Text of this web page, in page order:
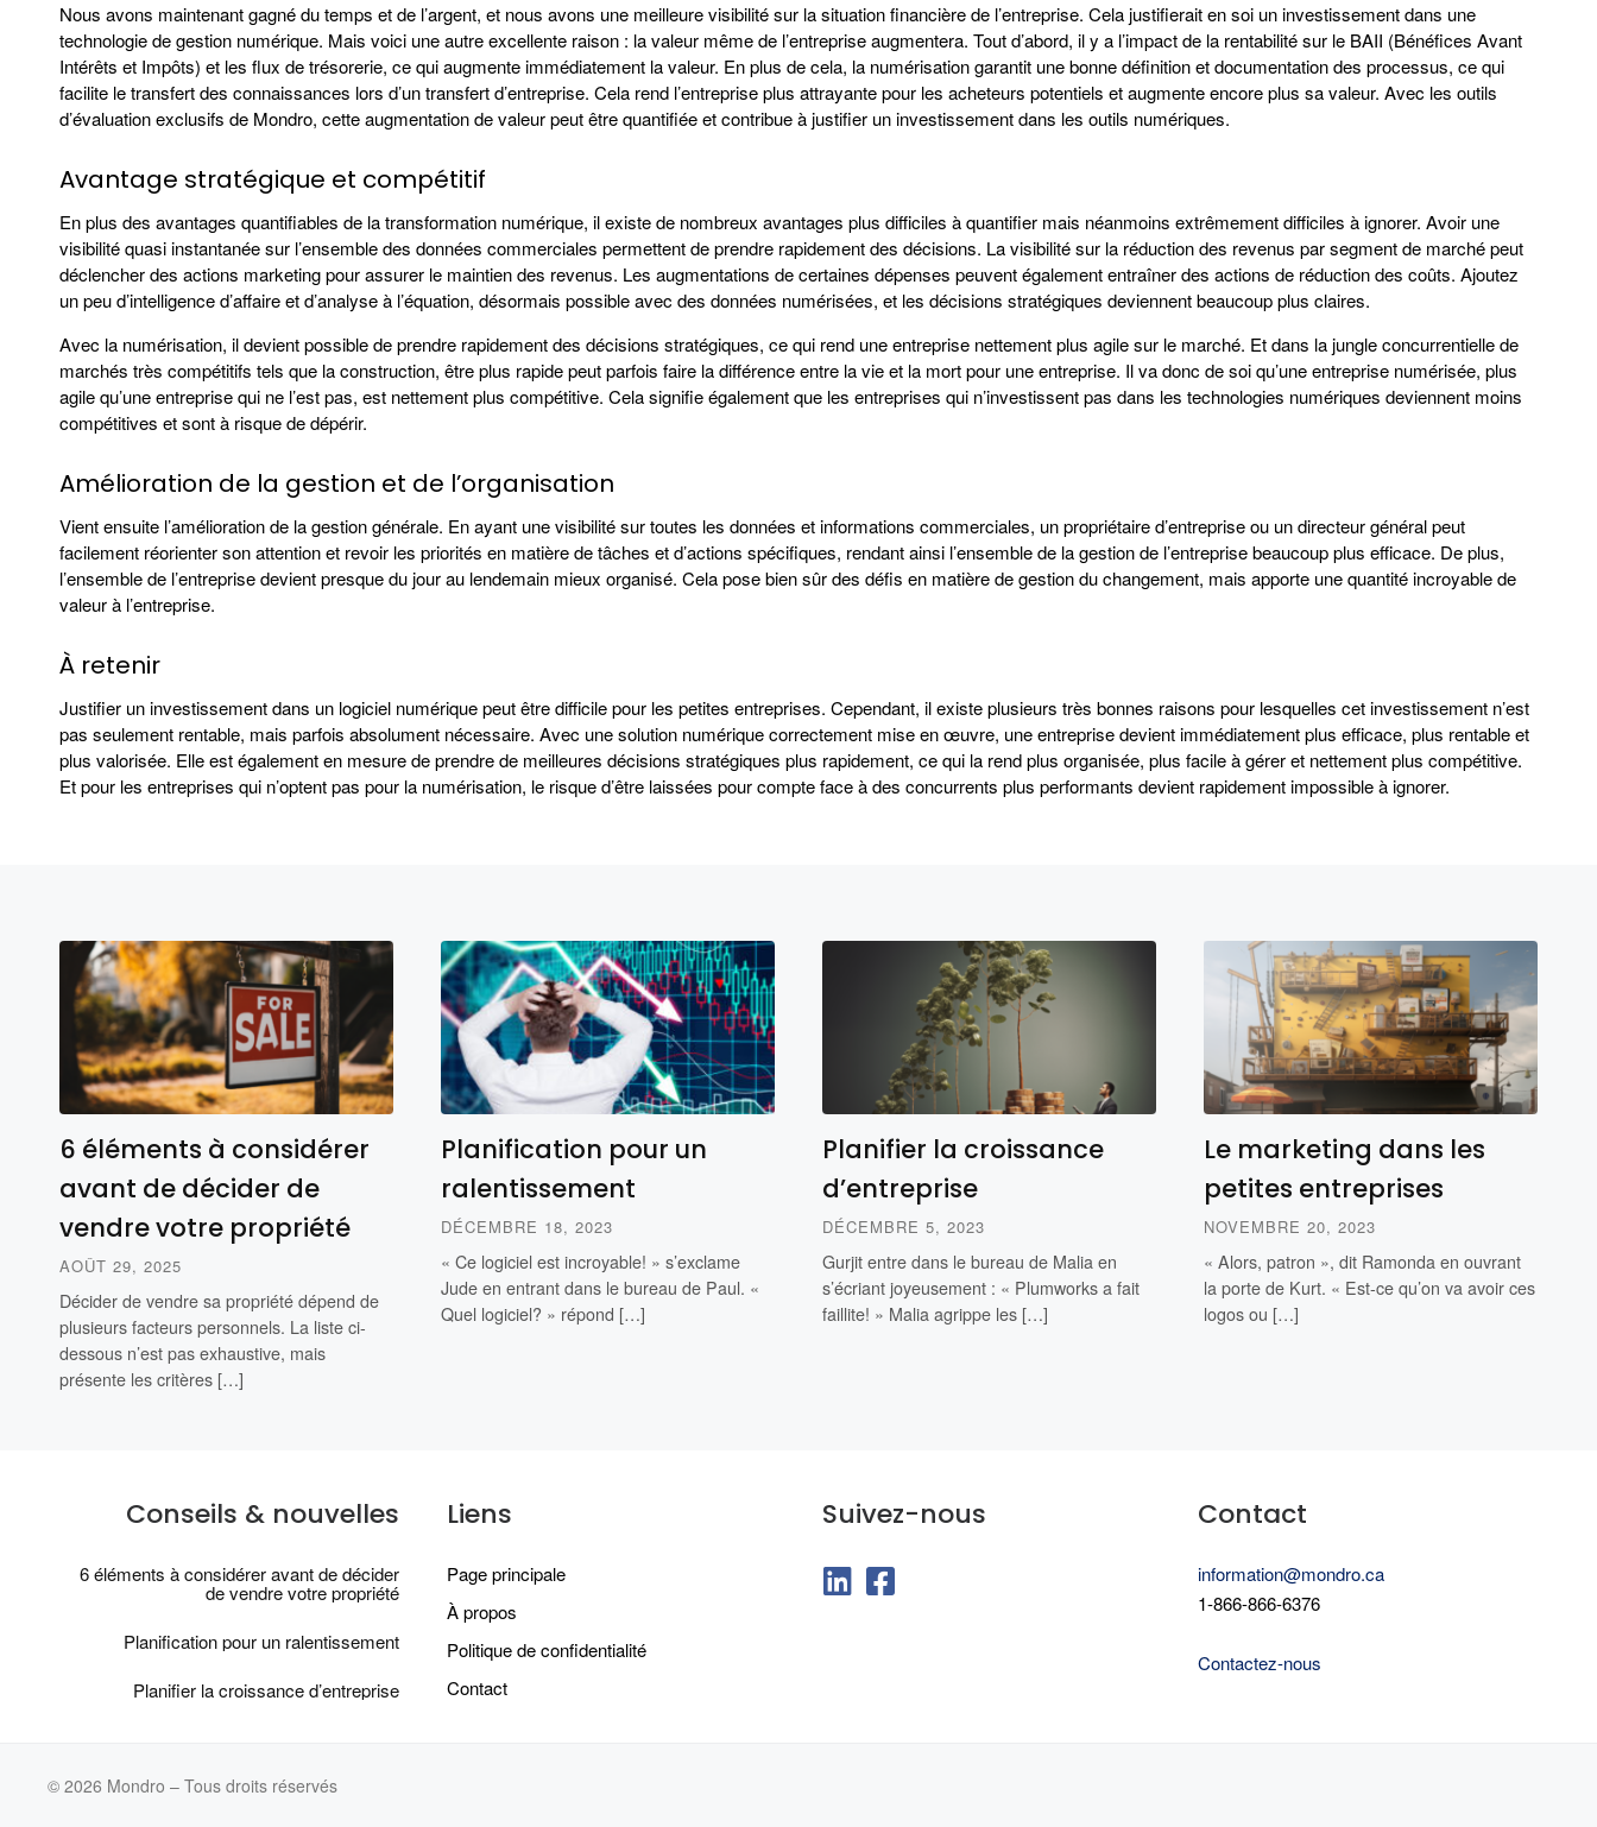
Nous avons maintenant gagné du temps et de l’argent, et nous avons une meilleure visibilité sur la situation financière de l’entreprise. Cela justifierait en soi un investissement dans une
technologie de gestion numérique. Mais voici une autre excellente raison : la valeur même de l’entreprise augmentera. Tout d’abord, il y a l’impact de la rentabilité sur le BAII (Bénéfices Avant
Intérêts et Impôts) et les flux de trésorerie, ce qui augmente immédiatement la valeur. En plus de cela, la numérisation garantit une bonne définition et documentation des processus, ce qui
facilite le transfert des connaissances lors d’un transfert d’entreprise. Cela rend l’entreprise plus attrayante pour les acheteurs potentiels et augmente encore plus sa valeur. Avec les outils
d’évaluation exclusifs de Mondro, cette augmentation de valeur peut être quantifiée et contribue à justifier un investissement dans les outils numériques.
Avantage stratégique et compétitif
En plus des avantages quantifiables de la transformation numérique, il existe de nombreux avantages plus difficiles à quantifier mais néanmoins extrêmement difficiles à ignorer. Avoir une
visibilité quasi instantanée sur l’ensemble des données commerciales permettent de prendre rapidement des décisions. La visibilité sur la réduction des revenus par segment de marché peut
déclencher des actions marketing pour assurer le maintien des revenus. Les augmentations de certaines dépenses peuvent également entraîner des actions de réduction des coûts. Ajoutez
un peu d’intelligence d’affaire et d’analyse à l’équation, désormais possible avec des données numérisées, et les décisions stratégiques deviennent beaucoup plus claires.
Avec la numérisation, il devient possible de prendre rapidement des décisions stratégiques, ce qui rend une entreprise nettement plus agile sur le marché. Et dans la jungle concurrentielle de
marchés très compétitifs tels que la construction, être plus rapide peut parfois faire la différence entre la vie et la mort pour une entreprise. Il va donc de soi qu’une entreprise numérisée, plus
agile qu’une entreprise qui ne l’est pas, est nettement plus compétitive. Cela signifie également que les entreprises qui n’investissent pas dans les technologies numériques deviennent moins
compétitives et sont à risque de dépérir.
Amélioration de la gestion et de l’organisation
Vient ensuite l’amélioration de la gestion générale. En ayant une visibilité sur toutes les données et informations commerciales, un propriétaire d’entreprise ou un directeur général peut
facilement réorienter son attention et revoir les priorités en matière de tâches et d’actions spécifiques, rendant ainsi l’ensemble de la gestion de l’entreprise beaucoup plus efficace. De plus,
l’ensemble de l’entreprise devient presque du jour au lendemain mieux organisé. Cela pose bien sûr des défis en matière de gestion du changement, mais apporte une quantité incroyable de
valeur à l’entreprise.
À retenir
Justifier un investissement dans un logiciel numérique peut être difficile pour les petites entreprises. Cependant, il existe plusieurs très bonnes raisons pour lesquelles cet investissement n’est
pas seulement rentable, mais parfois absolument nécessaire. Avec une solution numérique correctement mise en œuvre, une entreprise devient immédiatement plus efficace, plus rentable et
plus valorisée. Elle est également en mesure de prendre de meilleures décisions stratégiques plus rapidement, ce qui la rend plus organisée, plus facile à gérer et nettement plus compétitive.
Et pour les entreprises qui n’optent pas pour la numérisation, le risque d’être laissées pour compte face à des concurrents plus performants devient rapidement impossible à ignorer.
6 éléments à considérer
avant de décider de
vendre votre propriété
AOÛT 29, 2025
Décider de vendre sa propriété dépend de
plusieurs facteurs personnels. La liste ci-
dessous n’est pas exhaustive, mais
présente les critères […]
Planification pour un
ralentissement
DÉCEMBRE 18, 2023
« Ce logiciel est incroyable! » s’exclame
Jude en entrant dans le bureau de Paul. «
Quel logiciel? » répond […]
Planifier la croissance
d’entreprise
DÉCEMBRE 5, 2023
Gurjit entre dans le bureau de Malia en
s’écriant joyeusement : « Plumworks a fait
faillite! » Malia agrippe les […]
Le marketing dans les
petites entreprises
NOVEMBRE 20, 2023
« Alors, patron », dit Ramonda en ouvrant
la porte de Kurt. « Est-ce qu’on va avoir ces
logos ou […]
Conseils & nouvelles
6 éléments à considérer avant de décider
de vendre votre propriété
Planification pour un ralentissement
Planifier la croissance d’entreprise
Liens
Page principale
À propos
Politique de confidentialité
Contact
Suivez-nous
fab fa-linkedin
Contact
information@mondro.ca
1-866-866-6376
Contactez-nous
© 2026 Mondro – Tous droits réservés